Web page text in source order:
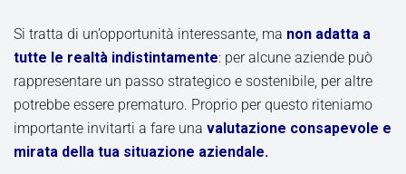
Si tratta di un’opportunità interessante, ma non adatta a
tutte le realtà indistintamente: per alcune aziende può
rappresentare un passo strategico e sostenibile, per altre
potrebbe essere prematuro. Proprio per questo riteniamo
importante invitarti a fare una valutazione consapevole e
mirata della tua situazione aziendale.